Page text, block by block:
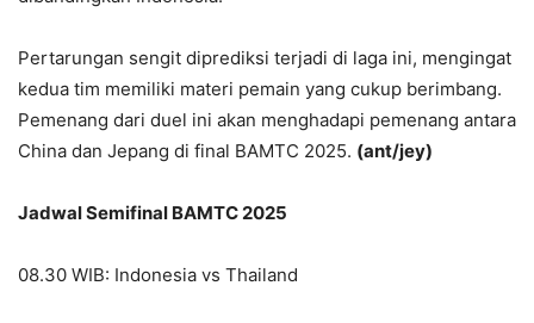
Pertarungan sengit diprediksi terjadi di laga ini, mengingat
kedua tim memiliki materi pemain yang cukup berimbang.
Pemenang dari duel ini akan menghadapi pemenang antara
China dan Jepang di final BAMTC 2025. (ant/jey)
Jadwal Semifinal BAMTC 2025
08.30 WIB: Indonesia vs Thailand